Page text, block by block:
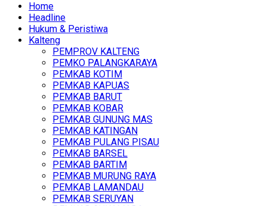
Home
Headline
Hukum & Peristiwa
Kalteng
PEMPROV KALTENG
PEMKO PALANGKARAYA
PEMKAB KOTIM
PEMKAB KAPUAS
PEMKAB BARUT
PEMKAB KOBAR
PEMKAB GUNUNG MAS
PEMKAB KATINGAN
PEMKAB PULANG PISAU
PEMKAB BARSEL
PEMKAB BARTIM
PEMKAB MURUNG RAYA
PEMKAB LAMANDAU
PEMKAB SERUYAN